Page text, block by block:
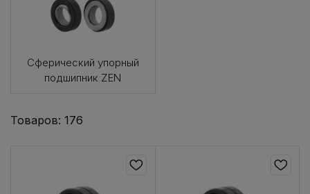
Сферический упорный
подшипник ZEN
Товаров: 176